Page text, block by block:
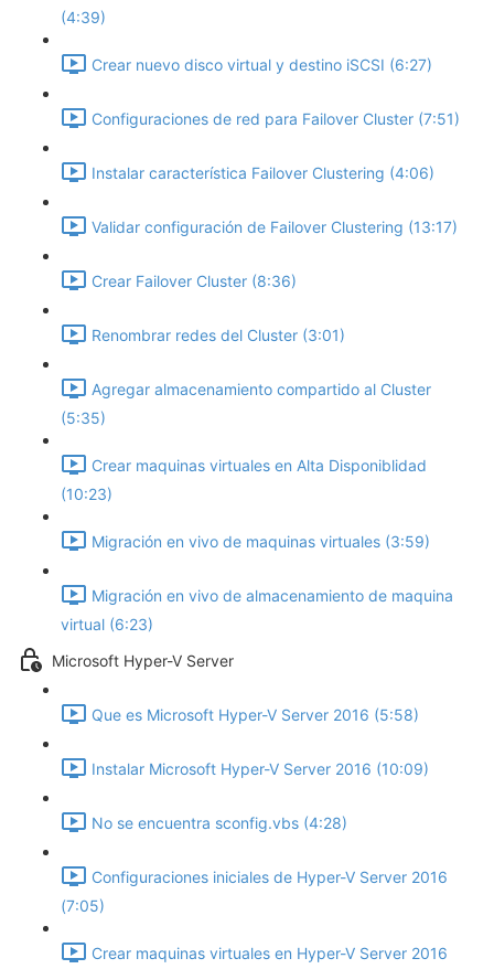
(4:39)
Crear nuevo disco virtual y destino iSCSI (6:27)
Configuraciones de red para Failover Cluster (7:51)
Instalar característica Failover Clustering (4:06)
Validar configuración de Failover Clustering (13:17)
Crear Failover Cluster (8:36)
Renombrar redes del Cluster (3:01)
Agregar almacenamiento compartido al Cluster
(5:35)
Crear maquinas virtuales en Alta Disponiblidad
(10:23)
Migración en vivo de maquinas virtuales (3:59)
Migración en vivo de almacenamiento de maquina
virtual (6:23)
Microsoft Hyper-V Server
Que es Microsoft Hyper-V Server 2016 (5:58)
Instalar Microsoft Hyper-V Server 2016 (10:09)
No se encuentra sconfig.vbs (4:28)
Configuraciones iniciales de Hyper-V Server 2016
(7:05)
Crear maquinas virtuales en Hyper-V Server 2016